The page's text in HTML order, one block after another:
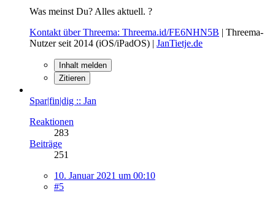
Was meinst Du? Alles aktuell. ?
Kontakt über Threema: Threema.id/FE6NHN5B | Threema-
Nutzer seit 2014 (iOS/iPadOS) | JanTietje.de
Inhalt melden
Zitieren
Spar|fin|dig :: Jan
Reaktionen
283
Beiträge
251
10. Januar 2021 um 00:10
#5